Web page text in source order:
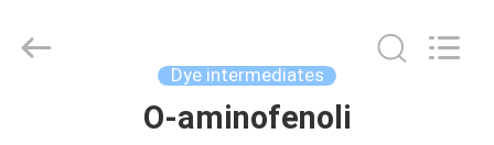
COMPANY
LIMITED.
Dye intermediates
O-aminofenoli